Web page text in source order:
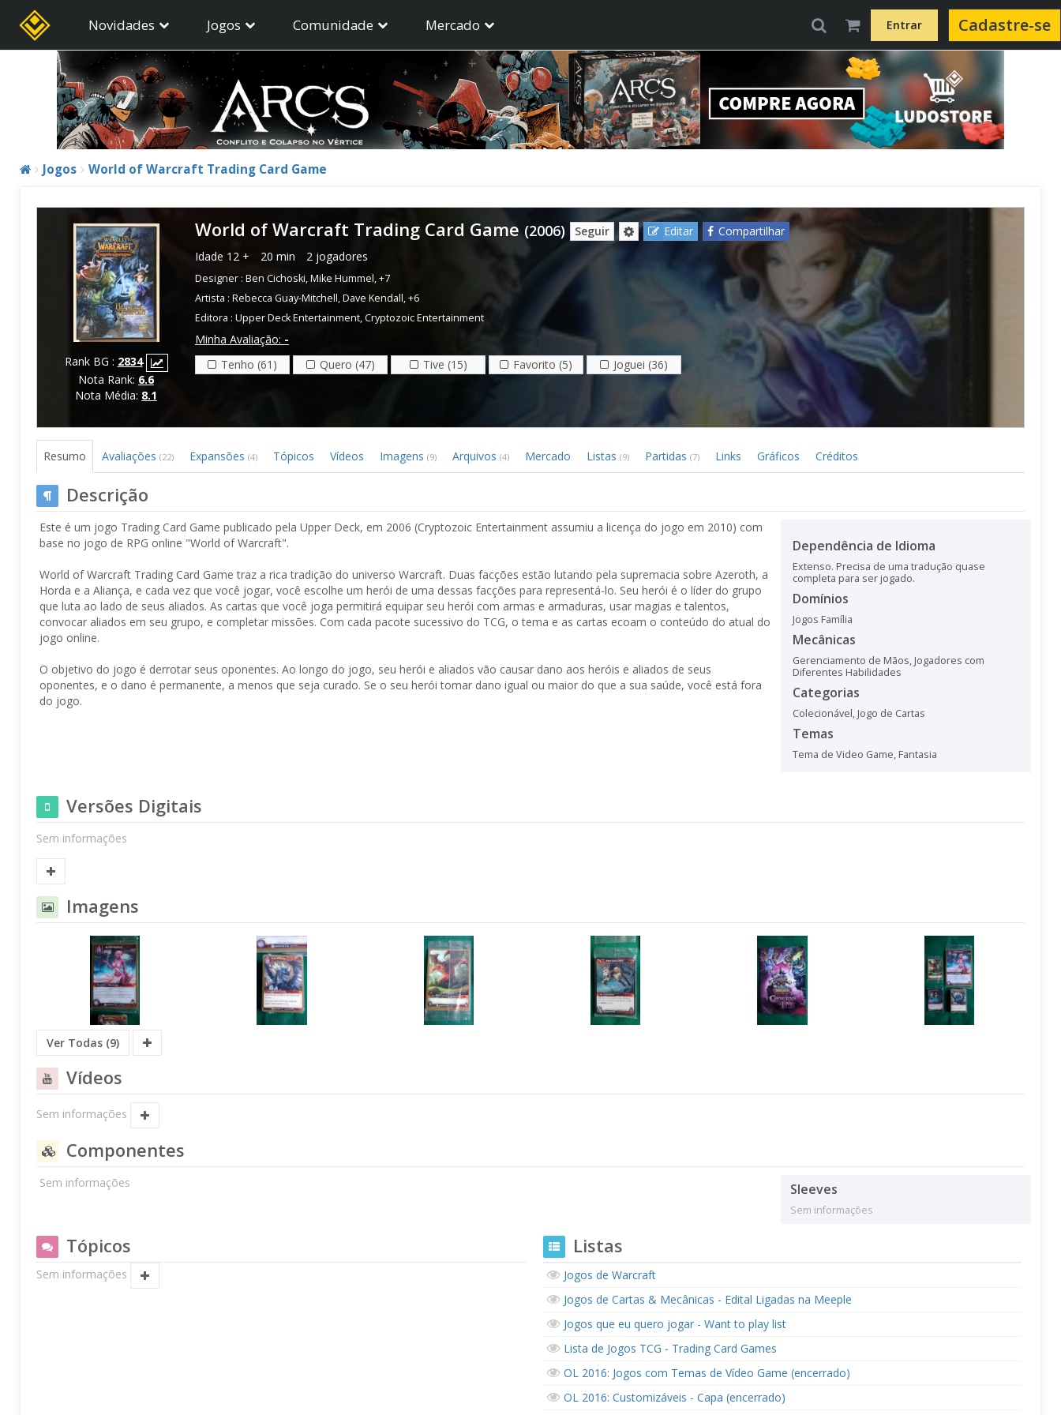
Novidades Jogos Comunidade Mercado Entrar Cadastre-se
Jogos World of Warcraft Trading Card Game
Rank BG : 2834
Nota Rank: 6.6
Nota Média: 8.1
World of Warcraft Trading Card Game (2006) Seguir Editar
Compartilhar
Idade 12 + 20 min 2 jogadores
Designer : Ben Cichoski,Mike Hummel,+7
Artista : Rebecca Guay-Mitchell,Dave Kendall,+6
Editora : Upper Deck Entertainment,Cryptozoic Entertainment
Minha Avaliação: -
Tenho (61)
Quero (47) Tive (15) Favorito (5) Joguei (36)
Resumo Avaliações (22) Expansões (4) Tópicos Vídeos Imagens (9) Arquivos (4) Mercado Listas (9) Partidas (7) Links Gráficos Créditos
Descrição
Este é um jogo Trading Card Game publicado pela Upper Deck, em 2006 (Cryptozoic Entertainment assumiu a licença do jogo em 2010) com
base no jogo de RPG online "World of Warcraft".
World of Warcraft Trading Card Game traz a rica tradição do universo Warcraft. Duas facções estão lutando pela supremacia sobre Azeroth, a
Horda e a Aliança, e cada vez que você jogar, você escolhe um herói de uma dessas facções para representá-lo. Seu herói é o líder do grupo
que luta ao lado de seus aliados. As cartas que você joga permitirá equipar seu herói com armas e armaduras, usar magias e talentos,
convocar aliados em seu grupo, e completar missões. Com cada pacote sucessivo do TCG, o tema e as cartas ecoam o conteúdo do atual do
jogo online.
O objetivo do jogo é derrotar seus oponentes. Ao longo do jogo, seu herói e aliados vão causar dano aos heróis e aliados de seus
oponentes, e o dano é permanente, a menos que seja curado. Se o seu herói tomar dano igual ou maior do que a sua saúde, você está fora
do jogo.
Dependência de Idioma
Extenso. Precisa de uma tradução quase
completa para ser jogado.
Domínios
Jogos Família
Mecânicas
Gerenciamento de Mãos, Jogadores com
Diferentes Habilidades
Categorias
Colecionável, Jogo de Cartas
Temas
Tema de Video Game, Fantasia
Versões Digitais
Sem informações
Imagens
Ver Todas (9)
Vídeos
Sem informações
Componentes
Sem informações Sleeves
Sem informações
Tópicos
Sem informações
Listas
Jogos de Warcraft
Jogos de Cartas & Mecânicas - Edital Ligadas na Meeple
Jogos que eu quero jogar - Want to play list
Lista de Jogos TCG - Trading Card Games
OL 2016: Jogos com Temas de Vídeo Game (encerrado)
OL 2016: Customizáveis - Capa (encerrado)